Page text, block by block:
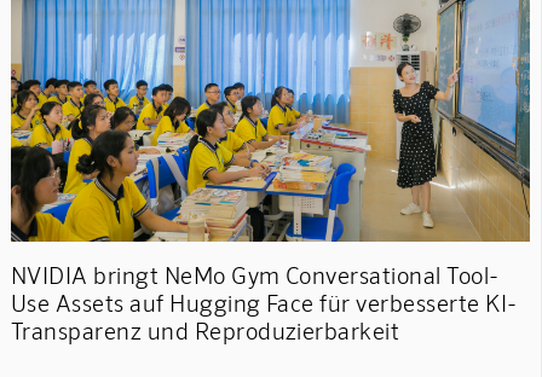
NVIDIA bringt NeMo Gym Conversational Tool-
Use Assets auf Hugging Face für verbesserte KI-
Transparenz und Reproduzierbarkeit